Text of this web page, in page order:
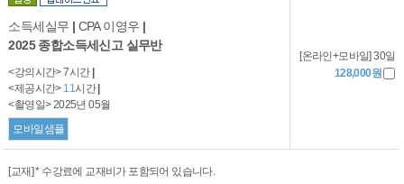
소득세실무 | CPA 이영우 |
2025 종합소득세신고 실무반
<강의시간> 7시간
<제공시간> 11시간
<촬영일> 2025년 05월
모바일샘플
[온라인+모바일] 30일
128,000원
[교재] * 수강료에 교재비가 포함되어 있습니다.